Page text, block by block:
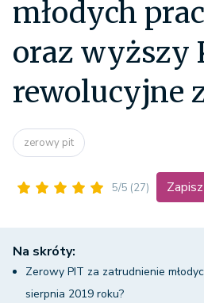
młodych
oraz wyższy
rewolucyjne
zerowy pit
5/5 (27)
Na skróty:
Zerowy PIT za zatrudnienie
sierpnia 2019 roku?